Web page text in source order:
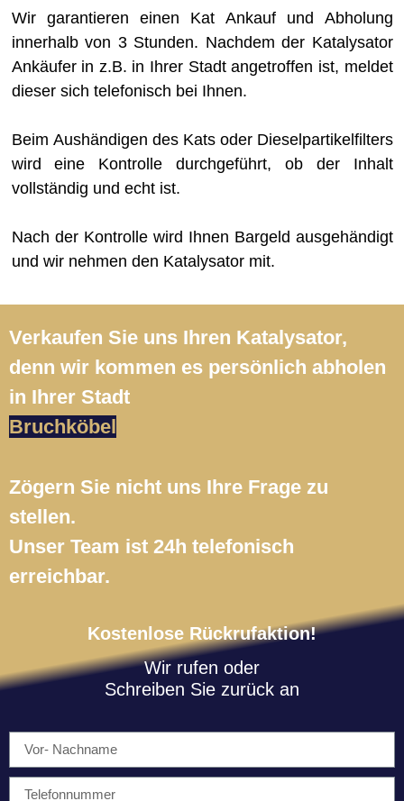
Wir garantieren einen Kat Ankauf und Abholung
innerhalb von 3 Stunden. Nachdem der Katalysator
Ankäufer in z.B. in Ihrer Stadt angetroffen ist, meldet
dieser sich telefonisch bei Ihnen.
Beim Aushändigen des Kats oder Dieselpartikelfilters
wird eine Kontrolle durchgeführt, ob der Inhalt
vollständig und echt ist.
Nach der Kontrolle wird Ihnen Bargeld ausgehändigt
und wir nehmen den Katalysator mit.
Verkaufen Sie uns Ihren Katalysator,
denn wir kommen es persönlich abholen
in Ihrer Stadt
Bruchköbel
Zögern Sie nicht uns Ihre Frage zu
stellen.
Unser Team ist 24h telefonisch
erreichbar.
Kostenlose Rückrufaktion!
Wir rufen oder
Schreiben Sie zurück an